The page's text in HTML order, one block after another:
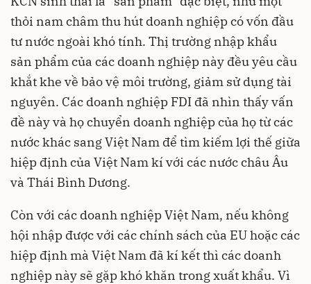
thỏi nam châm thu hút doanh nghiệp có vốn đầu
tư nước ngoài khó tính. Thị trường nhập khẩu
sản phẩm của các doanh nghiệp này đều yêu cầu
khắt khe về bảo vệ môi trường, giảm sử dụng tài
nguyên. Các doanh nghiệp FDI đã nhìn thấy vấn
đề này và họ chuyển doanh nghiệp của họ từ các
nước khác sang Việt Nam để tìm kiếm lợi thế giữa
hiệp định của Việt Nam kí với các nước châu Âu
và Thái Bình Dương.
Còn với các doanh nghiệp Việt Nam, nếu không
hội nhập được với các chính sách của EU hoặc các
hiệp định mà Việt Nam đã kí kết thì các doanh
nghiệp này sẽ gặp khó khăn trong xuất khẩu. Vì